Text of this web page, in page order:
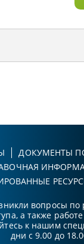
ДОКУМЕНТЫ
вопросы по
а также
к нашим
дни с 9.00 до